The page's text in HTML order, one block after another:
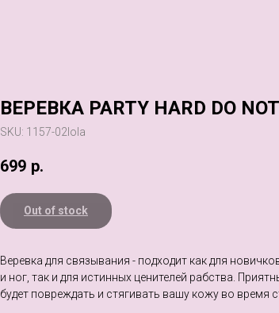
ВЕРЕВКА PARTY HARD DO
SKU: 1157-02lola
699 р.
Out of stock
Веревка для связывания - подходит как для
и ног, так и для истинных ценителей рабства.
будет повреждать и стягивать вашу кожу во время